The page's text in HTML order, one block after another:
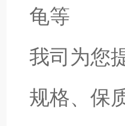
龟等
我司为您
规格、保